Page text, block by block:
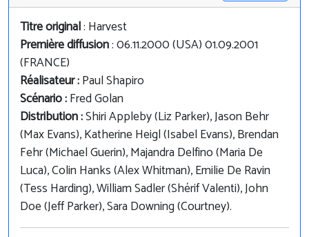
Titre original: Harvest
Première diffusion: 06.11.2000 (USA) 01.09.2001
(FRANCE)
Réalisateur :Paul Shapiro
Scénario :Fred Golan
Distribution :Shiri Appleby (Liz Parker), Jason Behr
(Max Evans), Katherine Heigl (Isabel Evans), Brendan
Fehr (Michael Guerin), Majandra Delfino (Maria De
Luca), Colin Hanks (Alex Whitman), Emilie De Ravin
(Tess Harding), William Sadler (Shérif Valenti), John
Doe (Jeff Parker), Sara Downing (Courtney).